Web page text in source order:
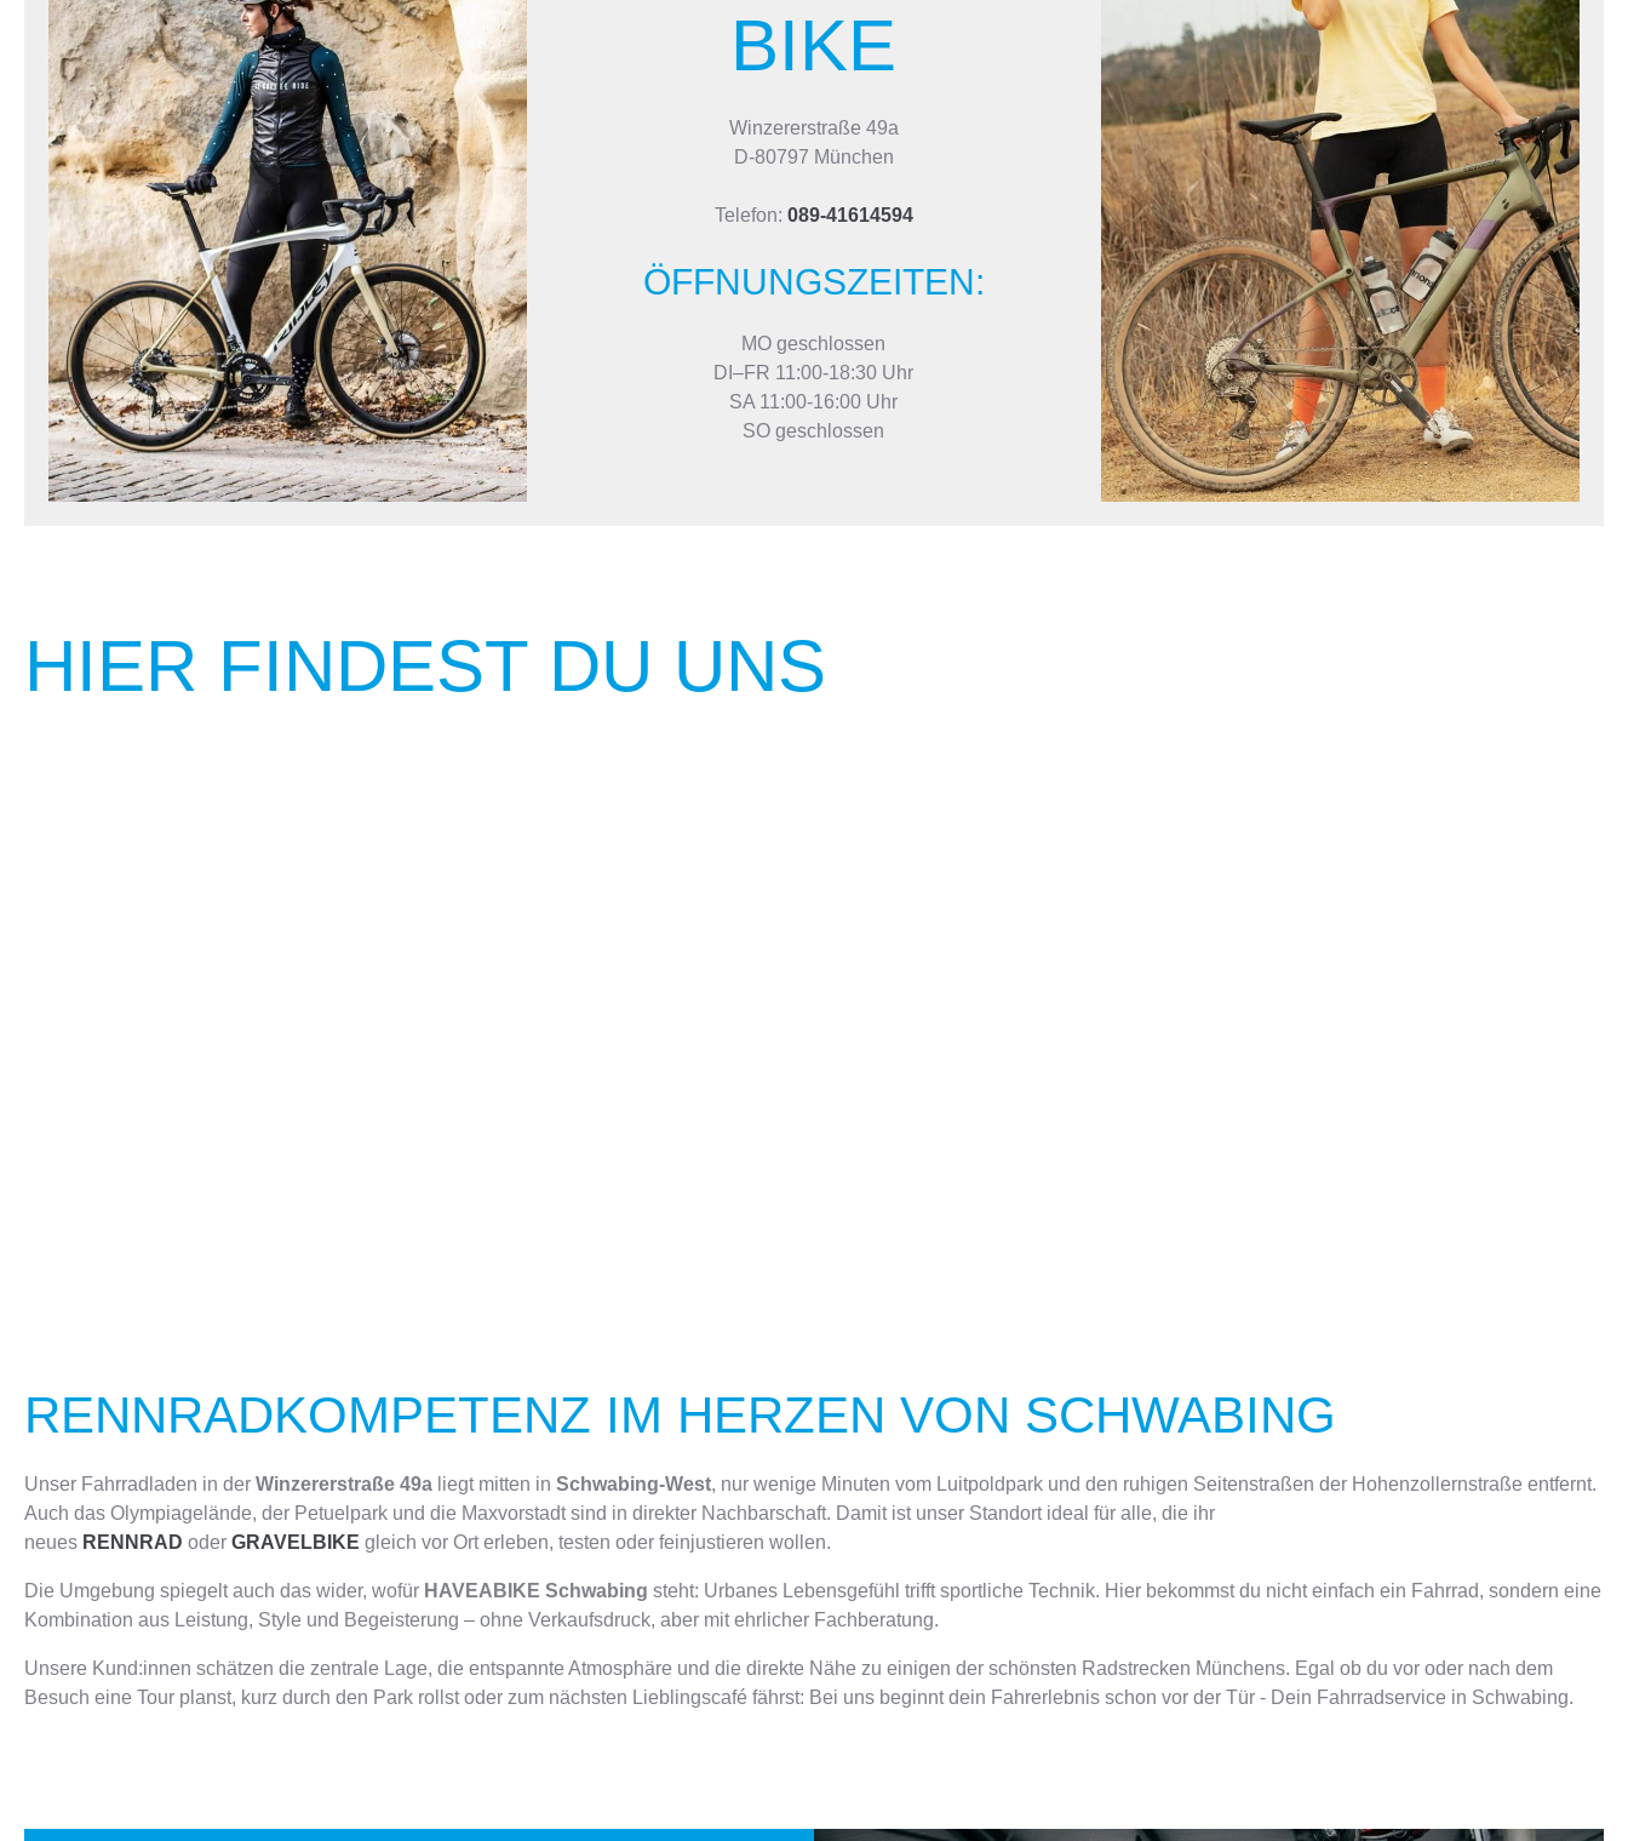
BIKE
Winzererstraße 49a
D-80797 München
Telefon: 089-41614594
ÖFFNUNGSZEITEN:
MO geschlossen
DI–FR 11:00-18:30 Uhr
SA 11:00-16:00 Uhr
SO geschlossen
HIER FINDEST DU UNS
RENNRADKOMPETENZ IM HERZEN VON SCHWABING
Unser Fahrradladen in der Winzererstraße 49a liegt mitten in Schwabing-West, nur wenige Minuten vom Luitpoldpark und den ruhigen Seitenstraßen der Hohenzollernstraße entfernt.
Auch das Olympiagelände, der Petuelpark und die Maxvorstadt sind in direkter Nachbarschaft. Damit ist unser Standort ideal für alle, die ihr
neues RENNRAD oder GRAVELBIKE gleich vor Ort erleben, testen oder feinjustieren wollen.
Die Umgebung spiegelt auch das wider, wofür HAVEABIKE Schwabing steht: Urbanes Lebensgefühl trifft sportliche Technik. Hier bekommst du nicht einfach ein Fahrrad, sondern eine
Kombination aus Leistung, Style und Begeisterung – ohne Verkaufsdruck, aber mit ehrlicher Fachberatung.
Unsere Kund:innen schätzen die zentrale Lage, die entspannte Atmosphäre und die direkte Nähe zu einigen der schönsten Radstrecken Münchens. Egal ob du vor oder nach dem
Besuch eine Tour planst, kurz durch den Park rollst oder zum nächsten Lieblingscafé fährst: Bei uns beginnt dein Fahrerlebnis schon vor der Tür - Dein Fahrradservice in Schwabing.